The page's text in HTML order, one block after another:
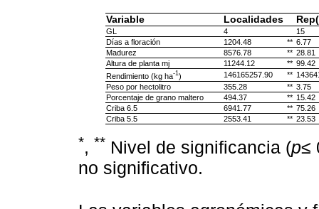
Variable Localidades
GL 4
15
Días a floración
1204.48 ** 6.77
Madurez
8576.78 ** 28.81
Altura de planta mj
11244.12 ** 99.42
Rendimiento (kg ha-1) 146165257.90 **
Peso por hectolitro
355.28 ** 3.75
Porcentaje de grano maltero
494.37 ** 15.42
Criba 6.5
6941.77 ** 75.26
Criba 5.5
2553.41 ** 23.53
*, ** Nivel de significancia (p≤
no significativo.